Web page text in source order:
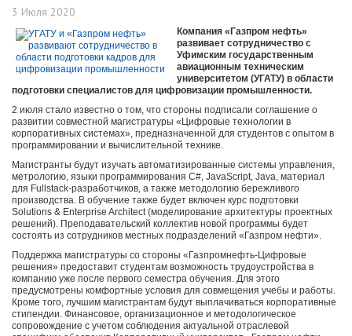
3 Июля 2020
Компания «Газпром нефть»
развивает сотрудничество с
Уфимским государственным
авиационным техническим
университетом (УГАТУ) в области
подготовки специалистов для цифровизации промышленности.
2 июля стало известно о том, что стороны подписали соглашение о
развитии совместной магистратуры «Цифровые технологии в
корпоративных системах», предназначенной для студентов с опытом в
программировании и вычислительной технике.
Магистранты будут изучать автоматизированные системы управления,
метрологию, языки программирования C#, JavaScript, Java, материал
для Fullstack-разработчиков, а также методологию бережливого
производства. В обучение также будет включен курс подготовки
Solutions & Enterprise Architect (моделирование архитектуры проектных
решений). Преподавательский коллектив новой программы будет
состоять из сотрудников местных подразделений «Газпром нефти».
Поддержка магистратуры со стороны «Газпромнефть-Цифровые
решения» предоставит студентам возможность трудоустройства в
компанию уже после первого семестра обучения. Для этого
предусмотрены комфортные условия для совмещения учебы и работы.
Кроме того, лучшим магистрантам будут выплачиваться корпоративные
стипендии. Финансовое, организационное и методологическое
сопровождение с учетом соблюдения актуальной отраслевой